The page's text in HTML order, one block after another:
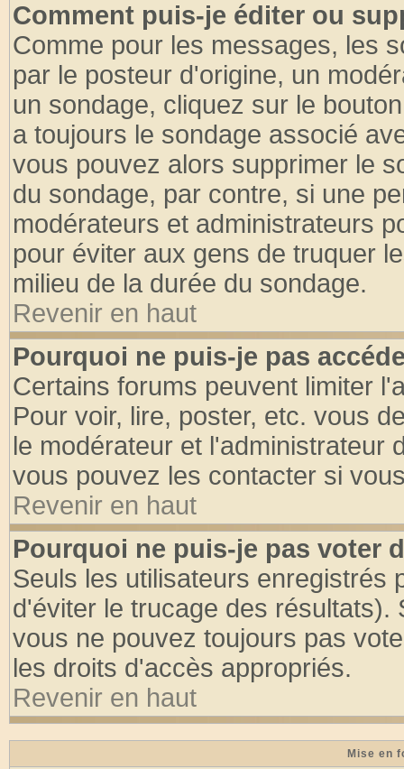
Comment puis-je éditer ou
Comme pour les messages, les
par le posteur d'origine, un
un sondage, cliquez sur le
a toujours le sondage associé
vous pouvez alors supprimer le
du sondage, par contre, si une
modérateurs et administrateurs
pour éviter aux gens de truquer
milieu de la durée du sondage.
Revenir en haut
Pourquoi ne puis-je pas
Certains forums peuvent limiter
Pour voir, lire, poster, etc. vous
le modérateur et l'administrateur
vous pouvez les contacter si
Revenir en haut
Pourquoi ne puis-je pas voter
Seuls les utilisateurs enregistrés
d'éviter le trucage des
vous ne pouvez toujours pas
les droits d'accès appropriés.
Revenir en haut
Mise en